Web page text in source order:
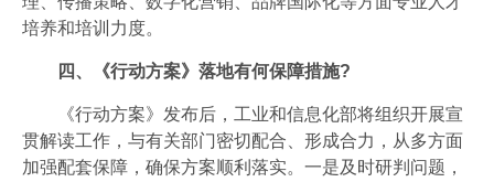
培养和培训力度。
四、《行动方案》落地有何保障措施?
《行动方案》发布后，工业和信息化部将组织开展宣
贯解读工作，与有关部门密切配合、形成合力，从多方面
加强配套保障，确保方案顺利落实。一是及时研判问题，